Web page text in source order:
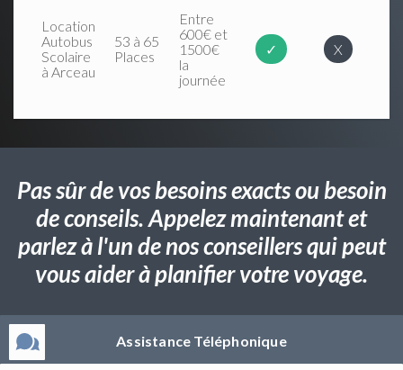
Location
Autobus
Scolaire
à Arceau
53 à 65
Places
Entre
600€ et
1500€
la
journée
✓ X
Pas sûr de vos besoins exacts ou besoin
de conseils. Appelez maintenant et
parlez à l'un de nos conseillers qui peut
vous aider à planifier votre voyage.
Assistance Téléphonique